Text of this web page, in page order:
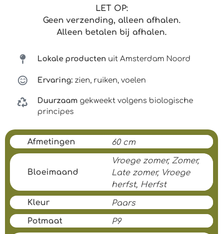
LET OP:
Geen verzending, alleen afhalen.
Alleen betalen bij afhalen.
Lokale producten uit Amsterdam Noord
Ervaring: zien, ruiken, voelen
Duurzaam gekweekt volgens biologische
principes
Afmetingen 60 cm
Bloeimaand
Vroege zomer, Zomer,
Late zomer, Vroege
herfst, Herfst
Kleur
Paars
Potmaat
P9